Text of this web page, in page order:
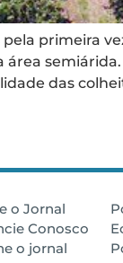
primeira
das
o Jornal
Conosco
o jornal